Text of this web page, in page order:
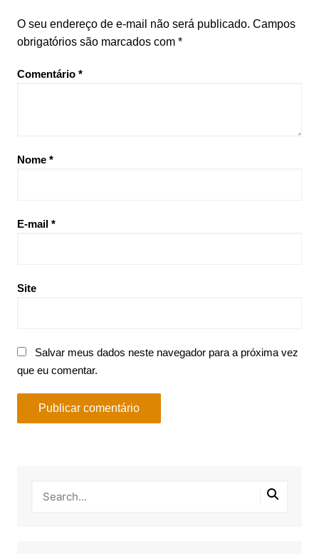
O seu endereço de e-mail não será publicado. Campos
obrigatórios são marcados com *
Comentário *
Nome *
E-mail *
Site
Salvar meus dados neste navegador para a próxima vez
que eu comentar.